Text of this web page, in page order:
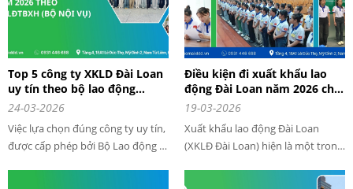
Top 5 công ty XKLD Đài Loan
uy tín theo bộ lao động
thương binh và xã hội (Bộ
24-03-2026
Việc lựa chọn đúng công ty uy tín,
được cấp phép bởi Bộ Lao động –
Điều kiện đi xuất khẩu lao
động Đài Loan năm 2026 chi
tiết nhất
19-03-2026
Xuất khẩu lao động Đài Loan
(XKLĐ Đài Loan) hiện là một trong
đối với lao động Việt Nam nhờ